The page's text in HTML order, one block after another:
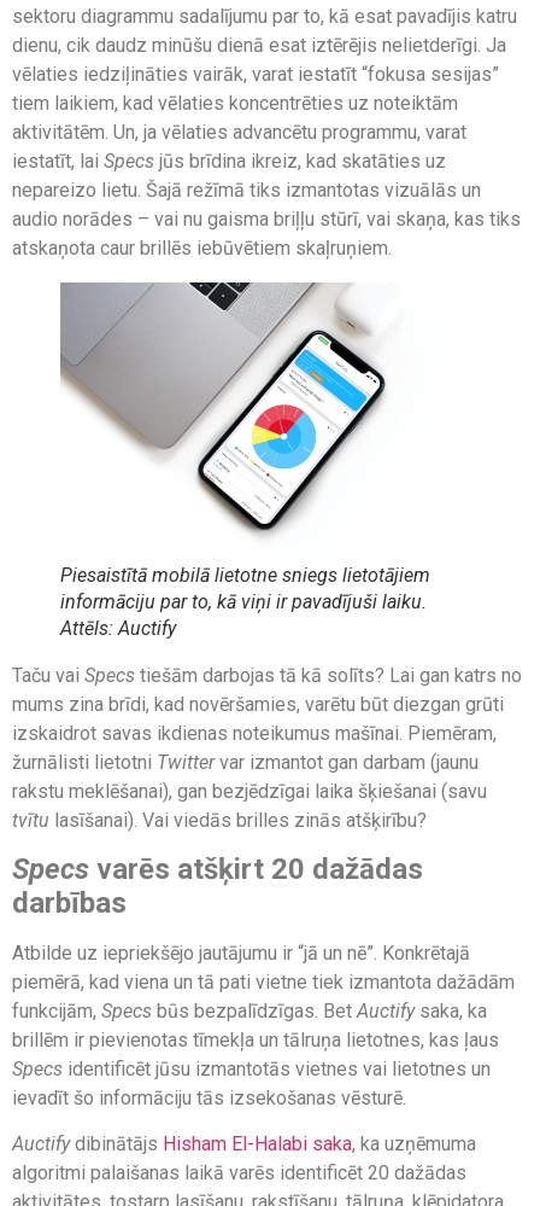
sektoru diagrammu sadalījumu par to, kā esat pavadījis katru
dienu, cik daudz minūšu dienā esat iztērējis nelietderīgi. Ja
vēlaties iedziļināties vairāk, varat iestatīt “fokusa sesijas”
tiem laikiem, kad vēlaties koncentrēties uz noteiktām
aktivitātēm. Un, ja vēlaties advancētu programmu, varat
iestatīt, lai Specs jūs brīdina ikreiz, kad skatāties uz
nepareizo lietu. Šajā režīmā tiks izmantotas vizuālās un
audio norādes – vai nu gaisma briļļu stūrī, vai skaņa, kas tiks
atskaņota caur brillēs iebūvētiem skaļruņiem.
Piesaistītā mobilā lietotne sniegs lietotājiem
informāciju par to, kā viņi ir pavadījuši laiku.
Attēls: Auctify
Taču vai Specs tiešām darbojas tā kā solīts? Lai gan katrs no
mums zina brīdi, kad novēršamies, varētu būt diezgan grūti
izskaidrot savas ikdienas noteikumus mašīnai. Piemēram,
žurnālisti lietotni Twittervar izmantot gan darbam (jaunu
rakstu meklēšanai), gan bezjēdzīgai laika šķiešanai (savu
tvītu lasīšanai). Vai viedās brilles zinās atšķirību?
Specs varēs atšķirt 20 dažādas
darbības
Atbilde uz iepriekšējo jautājumu ir “jā un nē”. Konkrētajā
piemērā, kad viena un tā pati vietne tiek izmantota dažādām
funkcijām, Specs būs bezpalīdzīgas. BetAuctify saka, ka
brillēm ir pievienotas tīmekļa un tālruņa lietotnes, kas ļaus
Specs identificēt jūsu izmantotās vietnes vai lietotnes un
ievadīt šo informāciju tās izsekošanas vēsturē.
Auctifydibinātājs Hisham El-Halabi saka, ka uzņēmuma
algoritmi palaišanas laikā varēs identificēt 20 dažādas